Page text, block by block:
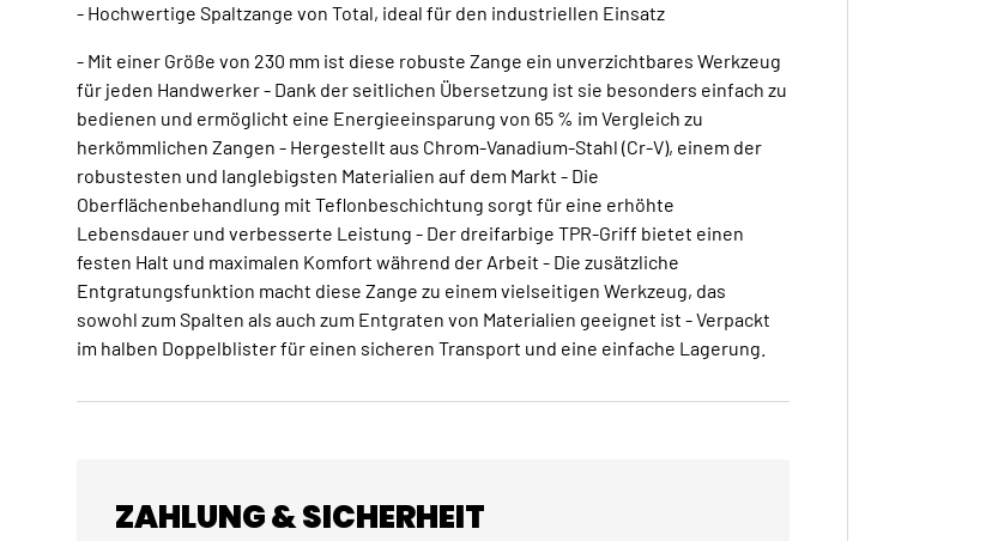
- Hochwertige Spaltzange von Total, ideal für den industriellen Einsatz
- Mit einer Größe von 230 mm ist diese robuste Zange ein unverzichtbares Werkzeug
für jeden Handwerker - Dank der seitlichen Übersetzung ist sie besonders einfach zu
bedienen und ermöglicht eine Energieeinsparung von 65 % im Vergleich zu
herkömmlichen Zangen - Hergestellt aus Chrom-Vanadium-Stahl (Cr-V), einem der
robustesten und langlebigsten Materialien auf dem Markt - Die
Oberflächenbehandlung mit Teflonbeschichtung sorgt für eine erhöhte
Lebensdauer und verbesserte Leistung - Der dreifarbige TPR-Griff bietet einen
festen Halt und maximalen Komfort während der Arbeit - Die zusätzliche
Entgratungsfunktion macht diese Zange zu einem vielseitigen Werkzeug, das
sowohl zum Spalten als auch zum Entgraten von Materialien geeignet ist - Verpackt
im halben Doppelblister für einen sicheren Transport und eine einfache Lagerung.
ZAHLUNG & SICHERHEIT